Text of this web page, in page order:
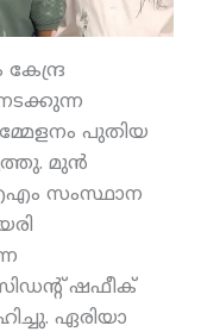
പുതിയ
മുന്‍
സംസ്ഥാന
ഷഫീക്
ഏരിയാ